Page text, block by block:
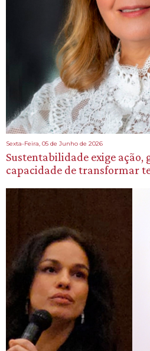
Sexta-Feira, 05 de Junho de 2026
Sustentabilidade exige ação,
capacidade de transformar